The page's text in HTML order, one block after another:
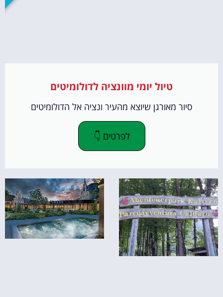
טיול יומי מוונציה לדולומיטים
סיור מאורגן שיוצא מהעיר ונציה אל הדולומיטים
לפרטים 👇